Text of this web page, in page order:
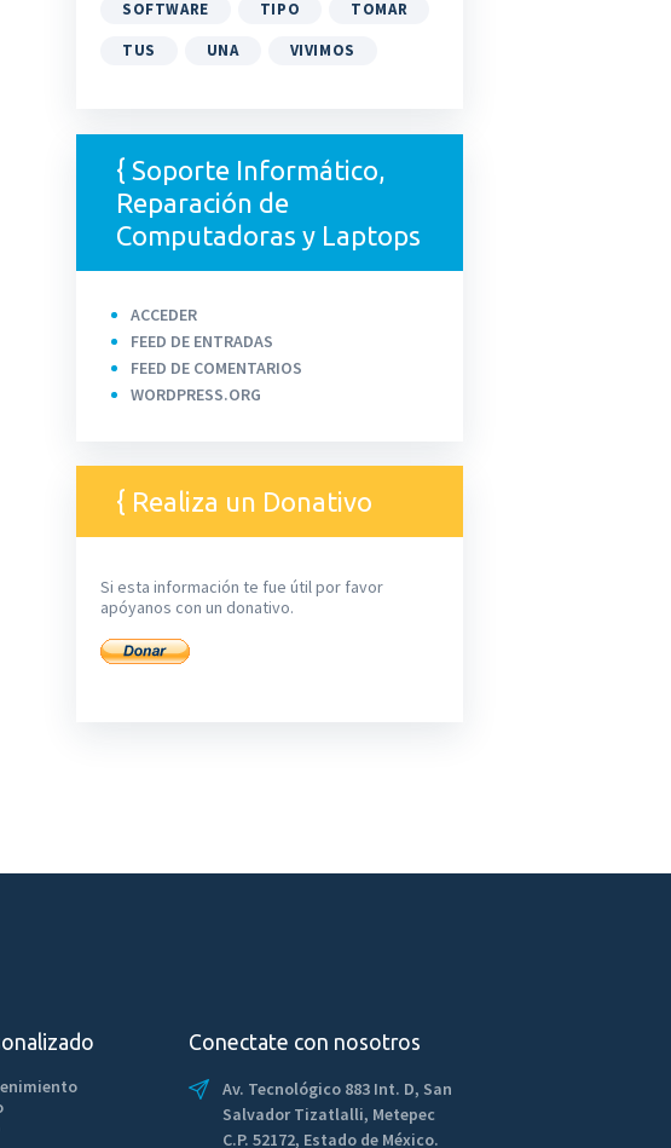
SOFTWARE
TIPO
TOMAR
TUS
UNA VIVIMOS
Soporte Informático,
Reparación de
Computadoras y Laptops
ACCEDER
FEED DE ENTRADAS
FEED DE COMENTARIOS
WORDPRESS.ORG
Realiza un Donativo
Si esta información te fue útil por favor
apóyanos con un donativo.
Conectate con nosotros
Av. Tecnológico 883 Int. D, San
Salvador Tizatlalli, Metepec
C.P. 52172, Estado de México.